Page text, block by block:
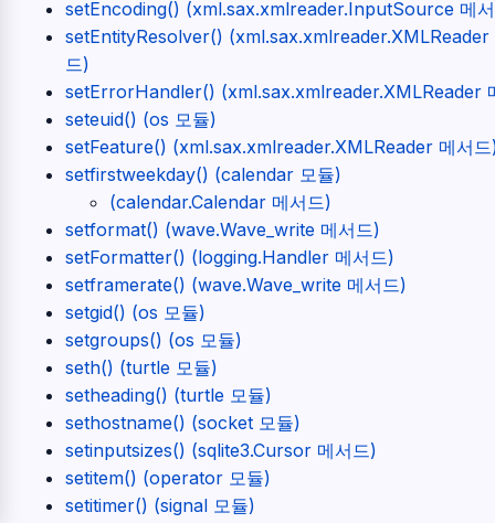
setEncoding() (xml.sax.xmlreader.InputSource 메
setEntityResolver() (xml.sax.xmlreader.XMLReader
드)
setErrorHandler() (xml.sax.xmlreader.XMLReader
seteuid() (os 모듈)
setFeature() (xml.sax.xmlreader.XMLReader 메서
setfirstweekday() (calendar 모듈)
(calendar.Calendar 메서드)
setformat() (wave.Wave_write 메서드)
setFormatter() (logging.Handler 메서드)
setframerate() (wave.Wave_write 메서드)
setgid() (os 모듈)
setgroups() (os 모듈)
seth() (turtle 모듈)
setheading() (turtle 모듈)
sethostname() (socket 모듈)
setinputsizes() (sqlite3.Cursor 메서드)
setitem() (operator 모듈)
setitimer() (signal 모듈)